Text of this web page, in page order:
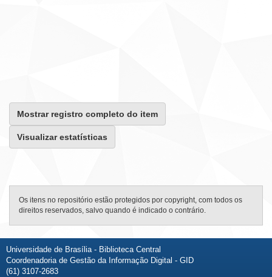
Mostrar registro completo do item
Visualizar estatísticas
Os itens no repositório estão protegidos por copyright, com todos os
direitos reservados, salvo quando é indicado o contrário.
Universidade de Brasília - Biblioteca Central
Coordenadoria de Gestão da Informação Digital - GID
(61) 3107-2683